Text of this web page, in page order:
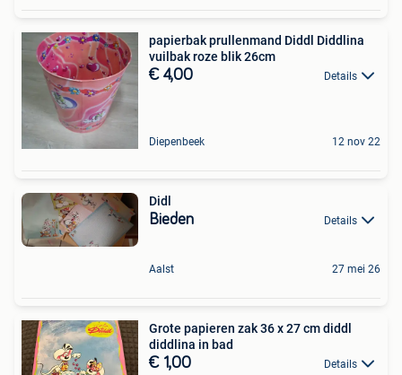
papierbak prullenmand Diddl Diddlina
vuilbak roze blik 26cm
€ 4,00 Details
Diepenbeek 12 nov 22
Didl
Bieden Details
Aalst 27 mei 26
Grote papieren zak 36 x 27 cm diddl
diddlina in bad
€ 1,00 Details